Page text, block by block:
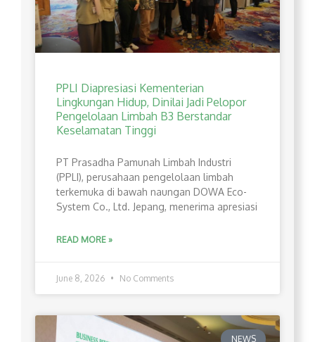
PPLI Diapresiasi Kementerian
Lingkungan Hidup, Dinilai Jadi Pelopor
Pengelolaan Limbah B3 Berstandar
Keselamatan Tinggi
PT Prasadha Pamunah Limbah Industri
(PPLI), perusahaan pengelolaan limbah
terkemuka di bawah naungan DOWA Eco-
System Co., Ltd. Jepang, menerima apresiasi
READ MORE »
June 8, 2026 No Comments
NEWS